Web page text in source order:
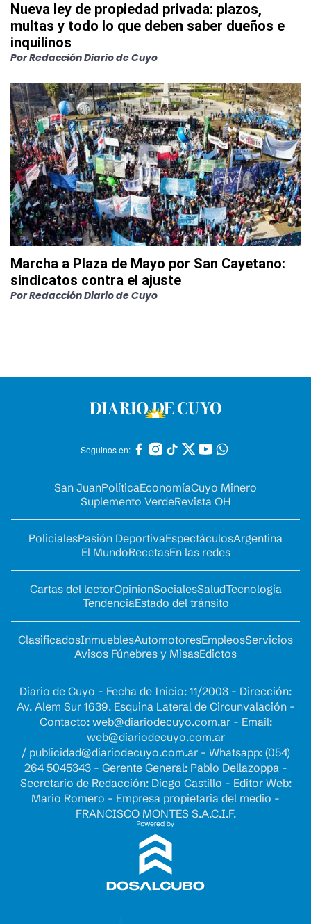
Nueva ley de propiedad privada: plazos,
multas y todo lo que deben saber dueños e
inquilinos
PorRedacción Diario de Cuyo
Marcha a Plaza de Mayo por San Cayetano:
sindicatos contra el ajuste
PorRedacción Diario de Cuyo
Seguinos en:
San JuanPolíticaEconomíaCuyo Minero
Suplemento VerdeRevista OH
PolicialesPasión DeportivaEspectáculosArgentina
El MundoRecetasEn las redes
Cartas del lectorOpinionSocialesSaludTecnología
TendenciaEstado del tránsito
ClasificadosInmueblesAutomotoresEmpleosServicios
Avisos Fúnebres y MisasEdictos
Diario de Cuyo - Fecha de Inicio: 11/2003 - Dirección:
Av. Alem Sur 1639. Esquina Lateral de Circunvalación -
Contacto: web@diariodecuyo.com.ar- Email:
web@diariodecuyo.com.ar
/ publicidad@diariodecuyo.com.ar- Whatsapp: (054)
264 5045343 - Gerente General: Pablo Dellazoppa -
Secretario de Redacción: Diego Castillo - Editor Web:
Mario Romero - Empresa propietaria del medio -
FRANCISCO MONTES S.A.C.I.F.